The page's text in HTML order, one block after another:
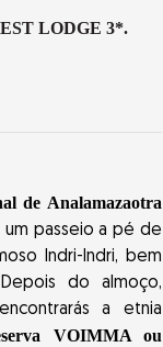
LODGE 3*.
de Analamazaotra
um passeio a pé de
Indri-Indri, bem
do almoço,
a etnia
VOIMMA ou